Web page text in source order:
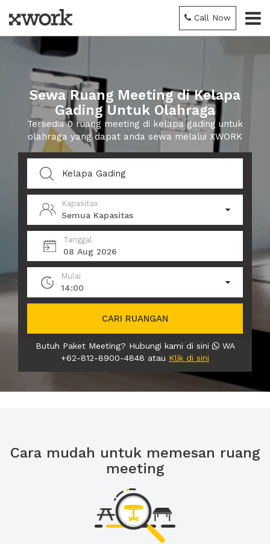
Call Now
Sewa Ruang Meeting di Kelapa
Gading Untuk Olahraga
Tersedia 0 ruang meeting di kelapa gading untuk
olahraga yang dapat anda sewa melalui XWORK
Kapasitas
Semua Kapasitas
Tanggal
08 Aug 2026
Mulai
14:00
CARI RUANGAN
Butuh Paket Meeting? Hubungi kami di sini
WA
+62-812-8900-4848 atau Klik di sini
Cara mudah untuk memesan ruang
meeting